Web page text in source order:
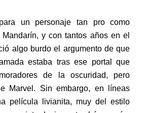
para un personaje tan pro como
y con tantos años en el
algo burdo el argumento de que
estaba tras ese portal que
de la oscuridad, pero
Marvel. Sin embargo, en líneas
película livianita, muy del estilo